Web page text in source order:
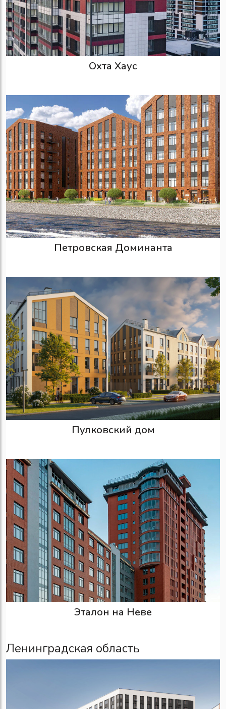
Охта Хаус
Петровская Доминанта
Пулковский дом
Эталон на Неве
Ленинградская область